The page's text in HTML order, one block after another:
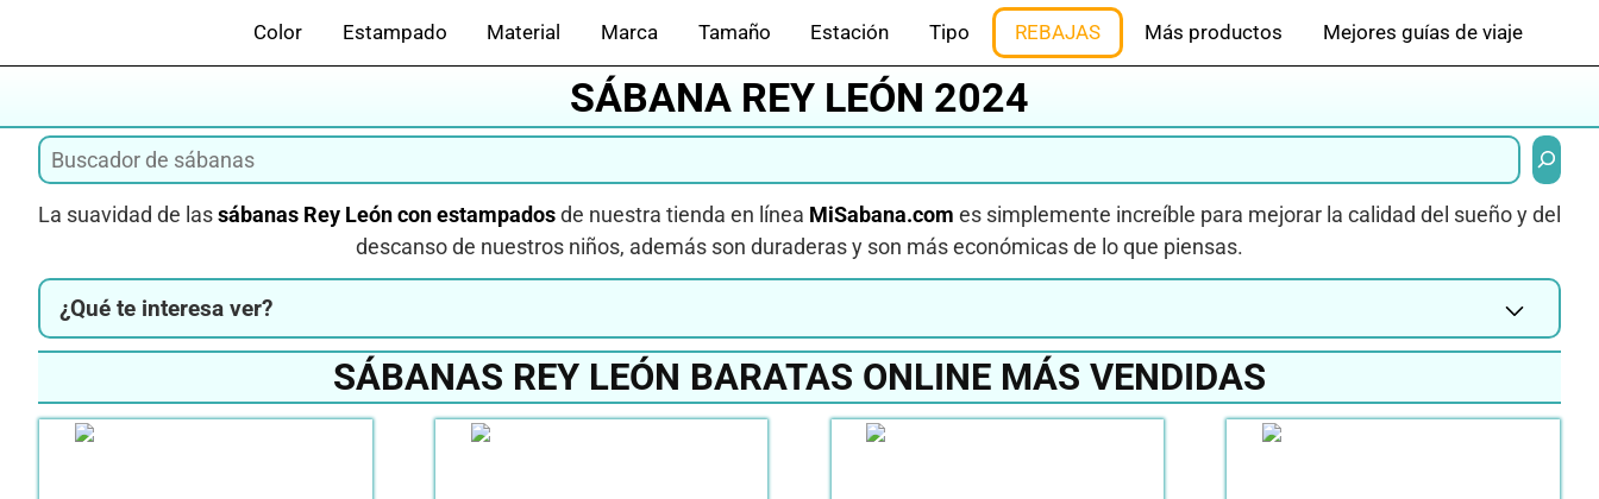
contenido
Color Estampado Material Marca Tamaño Estación Tipo REBAJAS Más productos Mejores guías de viaje
SÁBANA REY LEÓN 2024
Buscar
La suavidad de lassábanas Rey León con estampadosde nuestra tienda en línea MiSabana.com es simplemente increíble para mejorar la calidad del sueño y del
descanso de nuestros niños, además son duraderas y son más económicas de lo que piensas.
¿Qué te interesa ver?
SÁBANAS REY LEÓN BARATAS ONLINE MÁS VENDIDAS